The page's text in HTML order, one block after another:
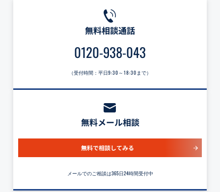
無料相談通話
0120-938-043
（受付時間：平日9:30～18:30 まで）
無料メール相談
無料で相談してみる
メールでのご相談は365日24時間受付中